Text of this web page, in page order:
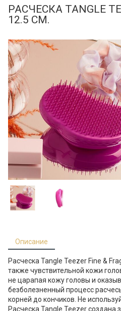
РАСЧЕСКА TANGLE
12.5 СМ.
Описание
Расческа Tangle Teezer Fine &
также чувствительной кожи
не царапая кожу головы и
безболезненный процесс
корней до кончиков. Не
Расческа Tangle Teezer